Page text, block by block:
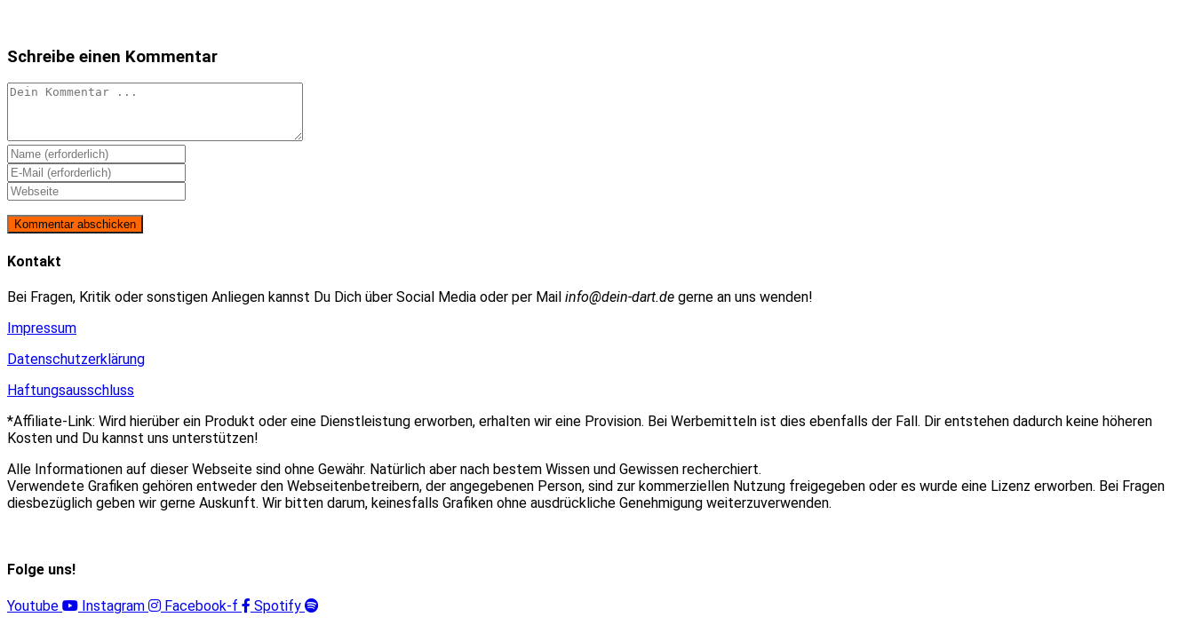
Schreibe einen Kommentar
Kommentieren
Gib
deinen
Namen
oder
Benutzernamen
zum
Kommentieren
ein
Gib
deine
E-
Mail-
Adresse
zum
ein
Gib
Website-
ein
Kontakt
Bei Fragen, Kritik oder sonstigen Anliegen kannst Du Dich über Social Media oder per Mail info@dein-dart.de gerne an uns wenden!
Impressum
Datenschutzerklärung
Haftungsausschluss
*Affiliate-Link: Wird hierüber ein Produkt oder eine Dienstleistung erworben, erhalten wir eine Provision. Bei Werbemitteln ist dies ebenfalls der Fall. Dir entstehen dadurch keine höheren
Kosten und Du kannst uns unterstützen!
Alle Informationen auf dieser Webseite sind ohne Gewähr. Natürlich aber nach bestem Wissen und Gewissen recherchiert.
Verwendete Grafiken gehören entweder den Webseitenbetreibern, der angegebenen Person, sind zur kommerziellen Nutzung freigegeben oder es wurde eine Lizenz erworben. Bei Fragen
diesbezüglich geben wir gerne Auskunft. Wir bitten darum, keinesfalls Grafiken ohne ausdrückliche Genehmigung weiterzuverwenden.
Folge uns!
Youtube Instagram Facebook-f Spotify